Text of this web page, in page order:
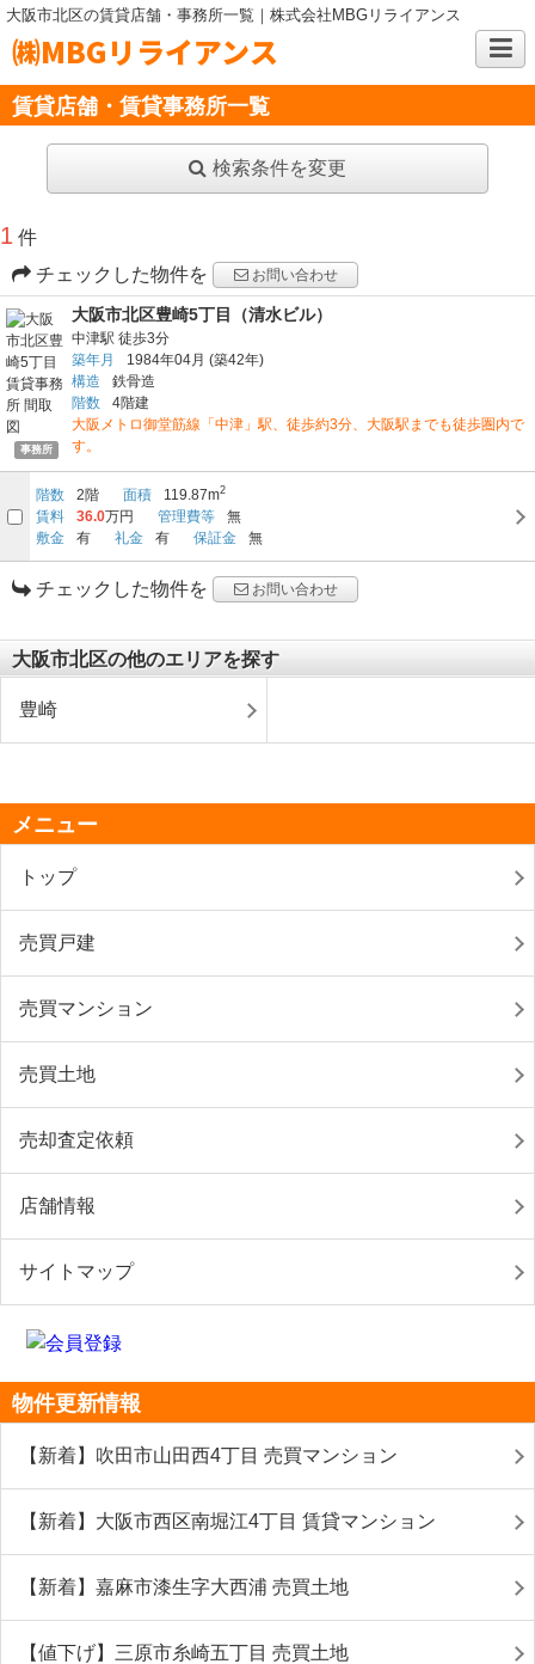
大阪市北区の賃貸店舗・事務所一覧｜株式会社MBGリライアンス
㈱MBGリライアンス
賃貸店舗・賃貸事務所一覧
検索条件を変更
1 件
チェックした物件を
お問い合わせ
事務所
大阪市北区豊崎5丁目（清水ビル）
中津駅 徒歩3分
築年月
1984年04月 (築42年)
構造
鉄骨造
階数
4階建
大阪メトロ御堂筋線「中津」駅、徒歩約3分、大阪駅までも徒歩圏内で
す。
階数 2階 面積 119.87m2
賃料 36.0万円 管理費等
無
敷金
有 礼金 有 保証金 無
チェックした物件を お問い合わせ
大阪市北区の他のエリアを探す
豊崎
メニュー
トップ
売買戸建
売買マンション
売買土地
売却査定依頼
店舗情報
サイトマップ
物件更新情報
【新着】吹田市山田西4丁目 売買マンション
【新着】大阪市西区南堀江4丁目 賃貸マンション
【新着】嘉麻市漆生字大西浦 売買土地
【値下げ】三原市糸崎五丁目 売買土地